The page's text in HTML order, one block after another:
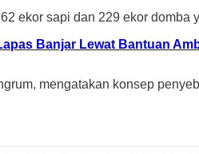
ekor sapi dan 229 ekor domba
Banjar Lewat Bantuan
mengatakan konsep